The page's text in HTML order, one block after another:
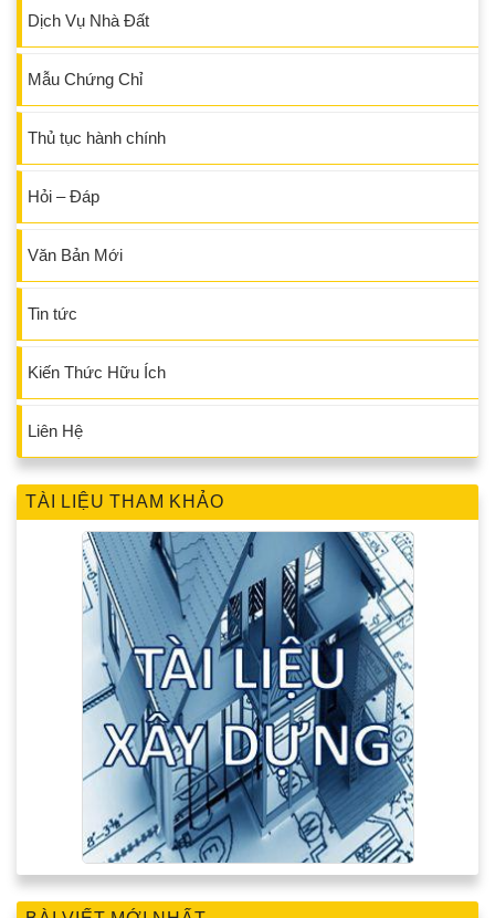
Dịch Vụ Nhà Đất
Mẫu Chứng Chỉ
Thủ tục hành chính
Hỏi – Đáp
Văn Bản Mới
Tin tức
Kiến Thức Hữu Ích
Liên Hệ
TÀI LIỆU THAM KHẢO